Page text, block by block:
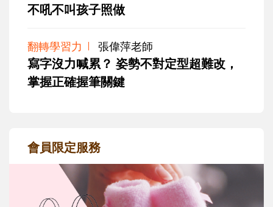
不吼不叫孩子照做
翻轉學習力 張偉萍老師
寫字沒力喊累？ 姿勢不對定型超難改，
掌握正確握筆關鍵
會員限定服務